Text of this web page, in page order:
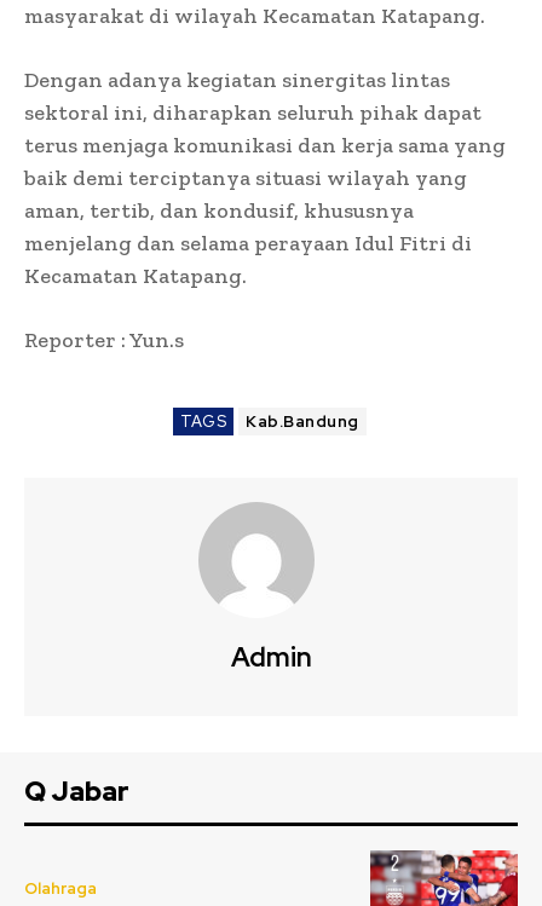
masyarakat di wilayah Kecamatan Katapang.
Dengan adanya kegiatan sinergitas lintas
sektoral ini, diharapkan seluruh pihak dapat
terus menjaga komunikasi dan kerja sama yang
baik demi terciptanya situasi wilayah yang
aman, tertib, dan kondusif, khususnya
menjelang dan selama perayaan Idul Fitri di
Kecamatan Katapang.
Reporter : Yun.s
TAGS Kab.Bandung
Admin
Q Jabar
Olahraga